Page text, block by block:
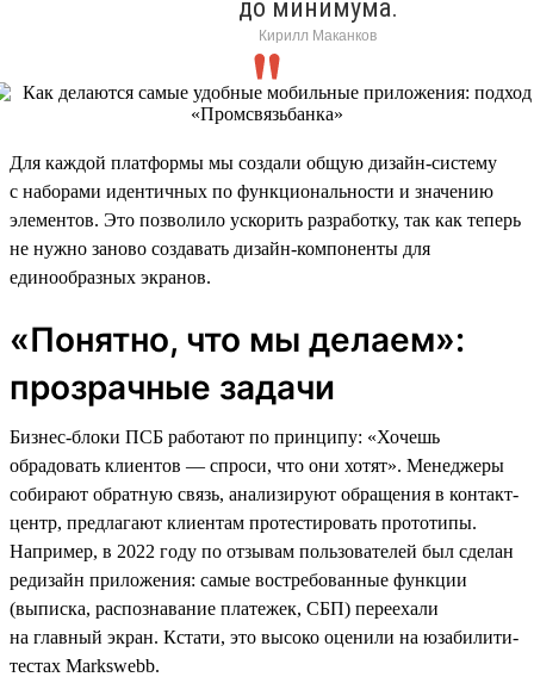
до минимума.
Кирилл Маканков
Для каждой платформы мы создали общую дизайн-систему
с наборами идентичных по функциональности и значению
элементов. Это позволило ускорить разработку, так как теперь
не нужно заново создавать дизайн-компоненты для
единообразных экранов.
«Понятно, что мы делаем»:
прозрачные задачи
Бизнес-блоки ПСБ работают по принципу: «Хочешь
обрадовать клиентов — спроси, что они хотят». Менеджеры
собирают обратную связь, анализируют обращения в контакт-
центр, предлагают клиентам протестировать прототипы.
Например, в 2022 году по отзывам пользователей был сделан
редизайн приложения: самые востребованные функции
(выписка, распознавание платежек, СБП) переехали
на главный экран. Кстати, это высоко оценили на юзабилити-
тестах Markswebb.